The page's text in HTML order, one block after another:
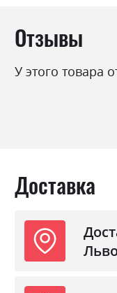
Стиль
Отзывы
У этого товара
Доставка